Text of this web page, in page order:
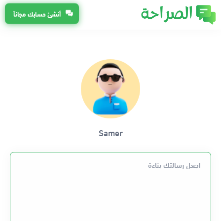
أنشئ حسابك مجاناً
Samer